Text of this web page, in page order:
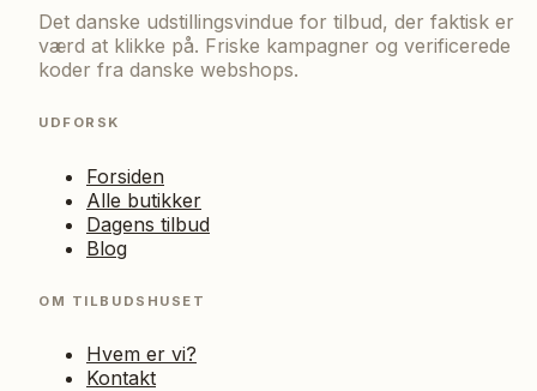
Det danske udstillingsvindue for tilbud, der faktisk er
værd at klikke på. Friske kampagner og verificerede
koder fra danske webshops.
UDFORSK
Forsiden
Alle butikker
Dagens tilbud
Blog
OM TILBUDSHUSET
Hvem er vi?
Kontakt